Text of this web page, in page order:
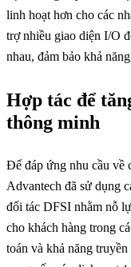
linh hoạt hơn cho các
trợ nhiều giao diện I/O
nhau, đảm bảo khả
Hợp tác để
thông minh
Để đáp ứng nhu cầu về
Advantech đã sử dụng
đối tác DFSI nhằm nỗ
cho khách hàng trong
toán và khả năng